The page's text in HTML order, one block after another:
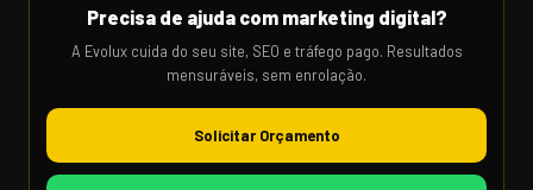
Precisa de ajuda com marketing digital?
A Evolux cuida do seu site, SEO e tráfego pago. Resultados
mensuráveis, sem enrolação.
Solicitar Orçamento